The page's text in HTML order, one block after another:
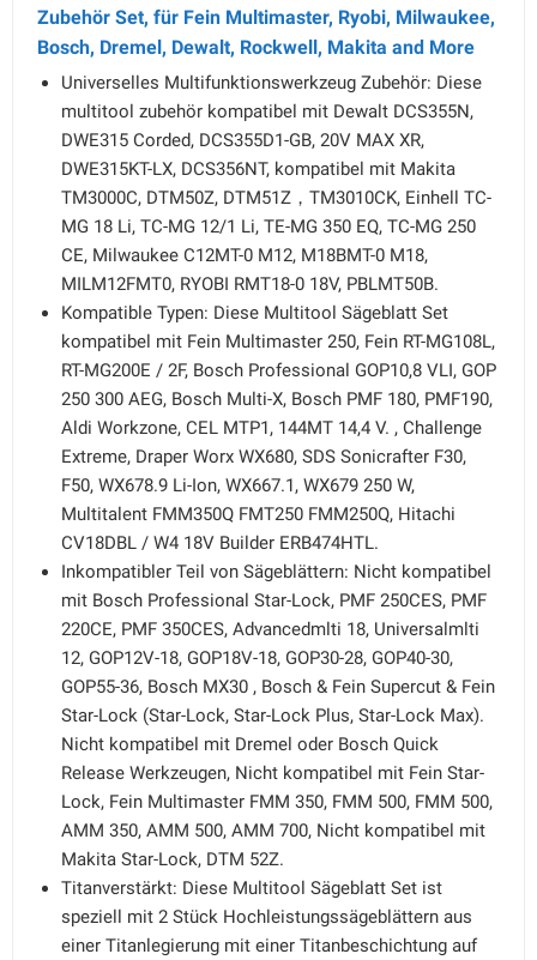
Zubehör Set, für Fein Multimaster, Ryobi, Milwaukee,
Bosch, Dremel, Dewalt, Rockwell, Makita and More
Universelles Multifunktionswerkzeug Zubehör: Diese
multitool zubehör kompatibel mit Dewalt DCS355N,
DWE315 Corded, DCS355D1-GB, 20V MAX XR,
DWE315KT-LX, DCS356NT, kompatibel mit Makita
TM3000C, DTM50Z, DTM51Z，TM3010CK, Einhell TC-
MG 18 Li, TC-MG 12/1 Li, TE-MG 350 EQ, TC-MG 250
CE, Milwaukee C12MT-0 M12, M18BMT-0 M18,
MILM12FMT0, RYOBI RMT18-0 18V, PBLMT50B.
Kompatible Typen: Diese Multitool Sägeblatt Set
kompatibel mit Fein Multimaster 250, Fein RT-MG108L,
RT-MG200E / 2F, Bosch Professional GOP10,8 VLI, GOP
250 300 AEG, Bosch Multi-X, Bosch PMF 180, PMF190,
Aldi Workzone, CEL MTP1, 144MT 14,4 V. , Challenge
Extreme, Draper Worx WX680, SDS Sonicrafter F30,
F50, WX678.9 Li-Ion, WX667.1, WX679 250 W,
Multitalent FMM350Q FMT250 FMM250Q, Hitachi
CV18DBL / W4 18V Builder ERB474HTL.
Inkompatibler Teil von Sägeblättern: Nicht kompatibel
mit Bosch Professional Star-Lock, PMF 250CES, PMF
220CE, PMF 350CES, Advancedmlti 18, Universalmlti
12, GOP12V-18, GOP18V-18, GOP30-28, GOP40-30,
GOP55-36, Bosch MX30 , Bosch & Fein Supercut & Fein
Star-Lock (Star-Lock, Star-Lock Plus, Star-Lock Max).
Nicht kompatibel mit Dremel oder Bosch Quick
Release Werkzeugen, Nicht kompatibel mit Fein Star-
Lock, Fein Multimaster FMM 350, FMM 500, FMM 500,
AMM 350, AMM 500, AMM 700, Nicht kompatibel mit
Makita Star-Lock, DTM 52Z.
Titanverstärkt: Diese Multitool Sägeblatt Set ist
speziell mit 2 Stück Hochleistungssägeblättern aus
einer Titanlegierung mit einer Titanbeschichtung auf